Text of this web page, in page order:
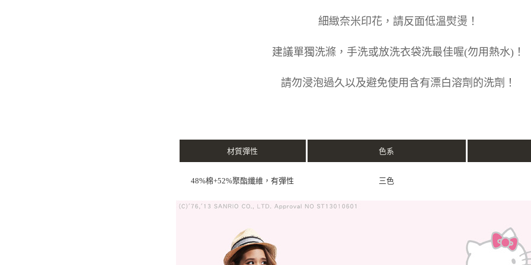
細緻奈米印花，請反面低溫熨燙！
建議單獨洗滌，手洗或放洗衣袋洗最佳喔(勿用熱水)！
請勿浸泡過久以及避免使用含有漂白溶劑的洗劑！
材質彈性 色系
48%棉+52%聚酯纖維，有彈性 三色